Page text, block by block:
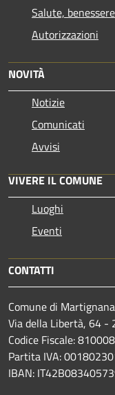
Salute,
Autorizzazioni
NOVITÀ
Notizie
Comunicati
Avvisi
VIVERE IL COMUNE
Luoghi
Eventi
CONTATTI
Comune di
Via della Libertà, 64 -
Codice Fiscale:
Partita IVA:
IBAN: